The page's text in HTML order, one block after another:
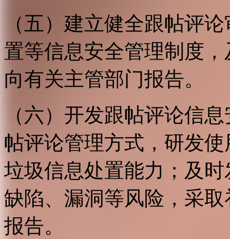
（五）建立健全跟帖评
置等信息安全管理制度
向有关主管部门报告。
（六）开发跟帖评论信
帖评论管理方式，研发
垃圾信息处置能力；及
缺陷、漏洞等风险，采
报告。